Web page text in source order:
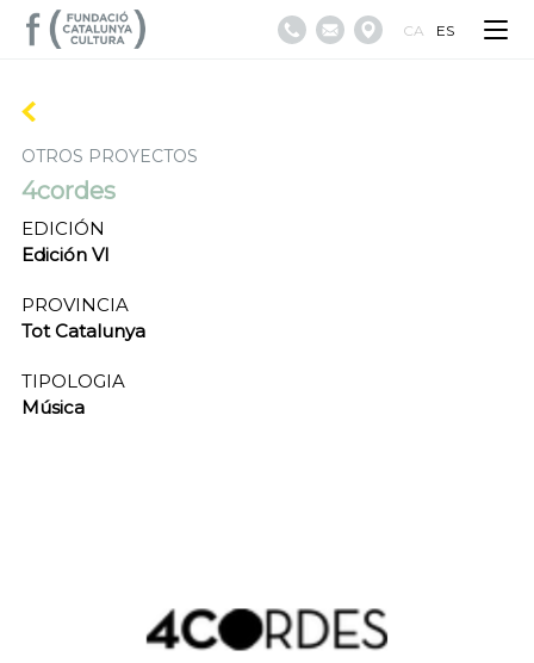
CA ES
OTROS PROYECTOS
4cordes
EDICIÓN
Edición VI
PROVINCIA
Tot Catalunya
TIPOLOGIA
Música